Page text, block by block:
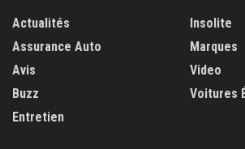
Actualités
Assurance Auto
Avis
Buzz
Entretien
Insolite
Marques
Video
Voitures